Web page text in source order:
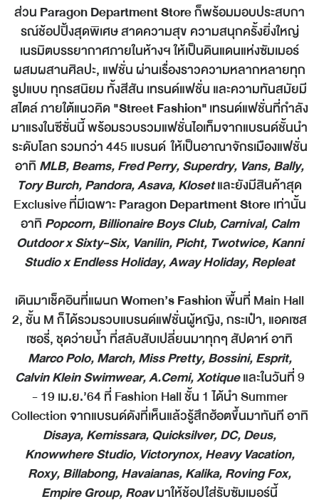
ส่วน Paragon Department Storeก็พร้อมมอบประสบกา
รณ์ช้อปปิ้งสุดพิเศษ สาดความสุข ความสนุกครั้งยิ่งใหญ่
เนรมิตบรรยากาศภายในห้างฯ ให้เป็นดินแดนแห่งซัมเมอร์
ผสมผสานศิลปะ, แฟชั่น ผ่านเรื่องราวความหลากหลายทุก
รูปแบบ ทุกรสนิยม ทั้งสีสัน เทรนด์แฟชั่น และความทันสมัยมี
สไตล์ ภายใต้แนวคิด "Street Fashion"เทรนด์แฟชั่นที่กำลัง
มาแรงในซีซั่นนี้ พร้อมรวบรวมแฟชั่นไอเท็มจากแบรนด์ชั้นนำ
ระดับโลก รวมกว่า 445 แบรนด์ ให้เป็นอาณาจักรเมืองแฟชั่น
อาทิ MLB, Beams, Fred Perry, Superdry, Vans, Bally,
Tory Burch, Pandora, Asava, Klosetและยังมีสินค้าสุด
Exclusive ที่มีเฉพาะParagon Department Storeเท่านั้น
อาทิ Popcorn, Billionaire Boys Club, Carnival, Calm
Outdoor x Sixty-Six, Vanilin, Picht, Twotwice, Kanni
Studio x Endless Holiday, Away Holiday, Repleat
เดินมาเช็คอินที่แผนกWomen’s Fashionพื้นที่ Main Hall
2, ชั้น M ก็ได้รวมรวบแบรนด์แฟชั่นผู้หญิง, กระเป๋า, แอคเซส
เซอรี่, ชุดว่ายน้ำ ที่สลับสับเปลี่ยนมาทุกๆ สัปดาห์ อาทิ
Marco Polo, March, Miss Pretty, Bossini, Esprit,
Calvin Klein Swimwear, A.Cemi, Xotiqueและในวันที่ 9
- 19 เม.ย.’64 ที่ Fashion Hall ชั้น 1 ได้นำ Summer
Collection จากแบรนด์ดังที่เห็นแล้วรู้สึกฮ้อตขึ้นมาทันที อาทิ
Disaya, Kemissara, Quicksilver, DC, Deus,
Knowwhere Studio, Victorynox, Heavy Vacation,
Roxy, Billabong, Havaianas, Kalika, Roving Fox,
Empire Group, Roavมาให้ช้อปใส่รับซัมเมอร์นี้